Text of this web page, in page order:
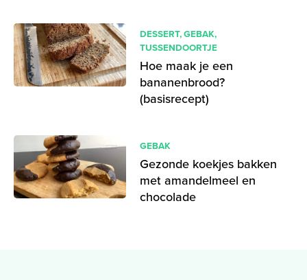
DESSERT,GEBAK,
TUSSENDOORTJE
Hoe maak je een
bananenbrood?
(basisrecept)
GEBAK
Gezonde koekjes bakken
met amandelmeel en
chocolade